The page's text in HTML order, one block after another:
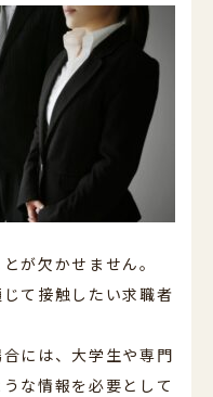
が欠かせません。
て接触したい求職者
には、大学生や専門
な情報を必要として